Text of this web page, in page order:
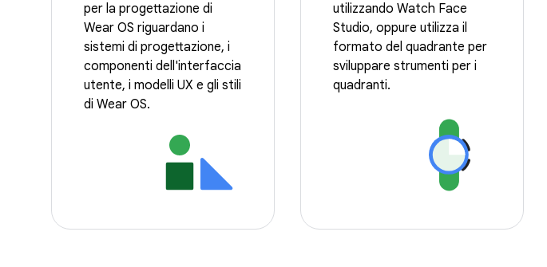
per la progettazione di
Wear OS riguardano i
sistemi di progettazione, i
componenti dell'interfaccia
utente, i modelli UX e gli stili
di Wear OS.
utilizzando Watch Face
Studio, oppure utilizza il
formato del quadrante per
sviluppare strumenti per i
quadranti.